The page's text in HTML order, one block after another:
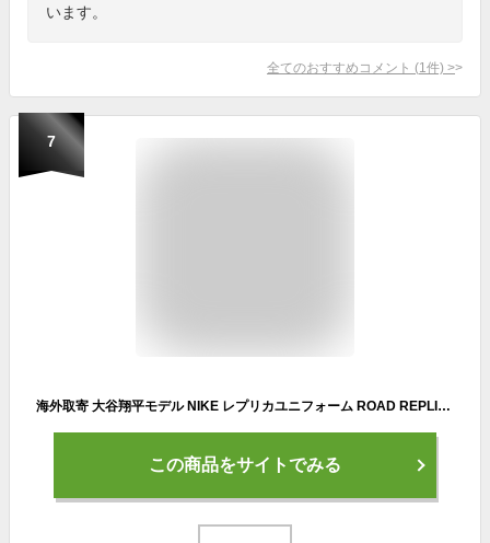
います。
全てのおすすめコメント (1 件) >
7
海外取寄 大谷翔平モデル NIKE レプリカユニフォーム ROAD REPLICA COOL BASE PLAYER JERSEY グレー ロード ナイキ ロサンゼルス ドジャース LOS ANGELES DODGERS GREY ユニフォーム /GREY 23_12
この商品をサイトでみる